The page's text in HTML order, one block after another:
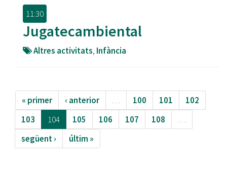
11:30
Jugatecambiental
Altres activitats, Infància
« primer ‹ anterior … 100 101
102
103
104 105 106 107 108
…
següent ›
últim »